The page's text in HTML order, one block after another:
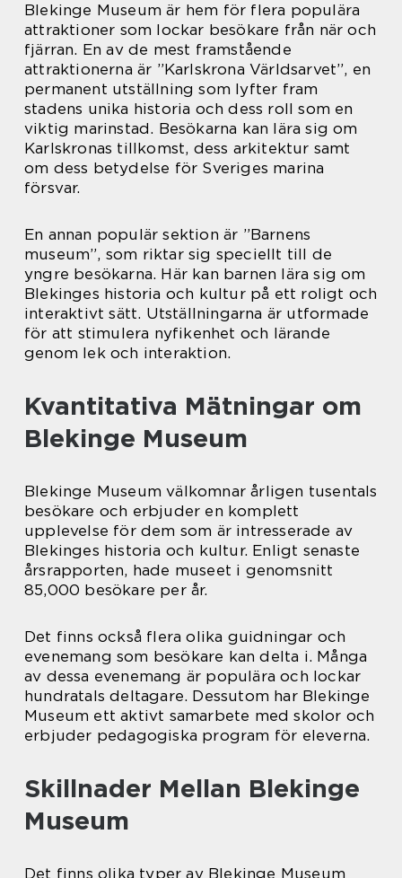
Blekinge Museum är hem för flera populära
attraktioner som lockar besökare från när och
fjärran. En av de mest framstående
attraktionerna är ”Karlskrona Världsarvet”, en
permanent utställning som lyfter fram
stadens unika historia och dess roll som en
viktig marinstad. Besökarna kan lära sig om
Karlskronas tillkomst, dess arkitektur samt
om dess betydelse för Sveriges marina
försvar.
En annan populär sektion är ”Barnens
museum”, som riktar sig speciellt till de
yngre besökarna. Här kan barnen lära sig om
Blekinges historia och kultur på ett roligt och
interaktivt sätt. Utställningarna är utformade
för att stimulera nyfikenhet och lärande
genom lek och interaktion.
Kvantitativa Mätningar om
Blekinge Museum
Blekinge Museum välkomnar årligen tusentals
besökare och erbjuder en komplett
upplevelse för dem som är intresserade av
Blekinges historia och kultur. Enligt senaste
årsrapporten, hade museet i genomsnitt
85,000 besökare per år.
Det finns också flera olika guidningar och
evenemang som besökare kan delta i. Många
av dessa evenemang är populära och lockar
hundratals deltagare. Dessutom har Blekinge
Museum ett aktivt samarbete med skolor och
erbjuder pedagogiska program för eleverna.
Skillnader Mellan Blekinge
Museum
Det finns olika typer av Blekinge Museum